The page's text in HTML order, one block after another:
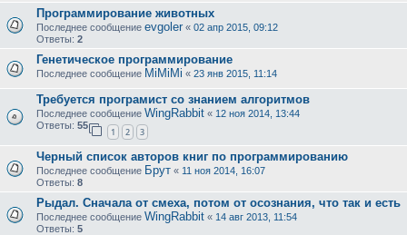
Программирование животных
Последнее сообщение evgoler « 02 апр 2015, 09:12
Ответы: 2
Генетическое программирование
Последнее сообщение MiMiMi « 23 янв 2015, 11:14
Требуется програмист со знанием алгоритмов
Последнее сообщение WingRabbit « 12 ноя 2014, 13:44
Ответы: 55
1 2 3
Черный список авторов книг по программированию
Последнее сообщение Брут « 11 ноя 2014, 16:07
Ответы: 8
Рыдал. Сначала от смеха, потом от осознания, что так и есть
Последнее сообщение WingRabbit « 14 авг 2013, 11:54
Ответы: 5